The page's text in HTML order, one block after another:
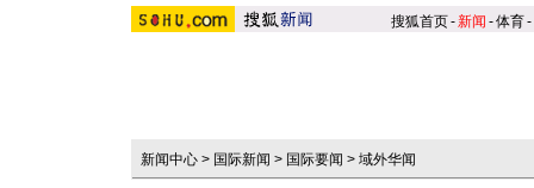
搜狐首页-新闻 -体育-
新闻中心 > 国际新闻 > 国际要闻 > 域外华闻